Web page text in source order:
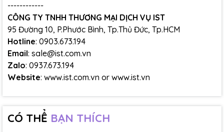
------------
CÔNG TY TNHH THƯƠNG MẠI DỊCH VỤ IST
95 Đường 10, P.Phước Bình, Tp.Thủ Đức, Tp.HCM
Hotline: 0903.673.194
Email: sale@ist.com.vn
Zalo: 0937.673.194
Website: www.ist.com.vn or www.ist.vn
CÓ THỂ BẠN THÍCH